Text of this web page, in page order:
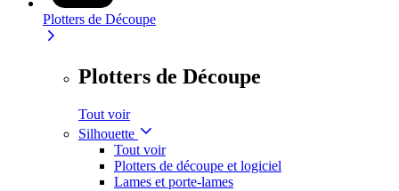
Plotters de Découpe
Plotters de Découpe
Tout voir
Silhouette
Tout voir
Plotters de découpe et logiciel
Lames et porte-lames